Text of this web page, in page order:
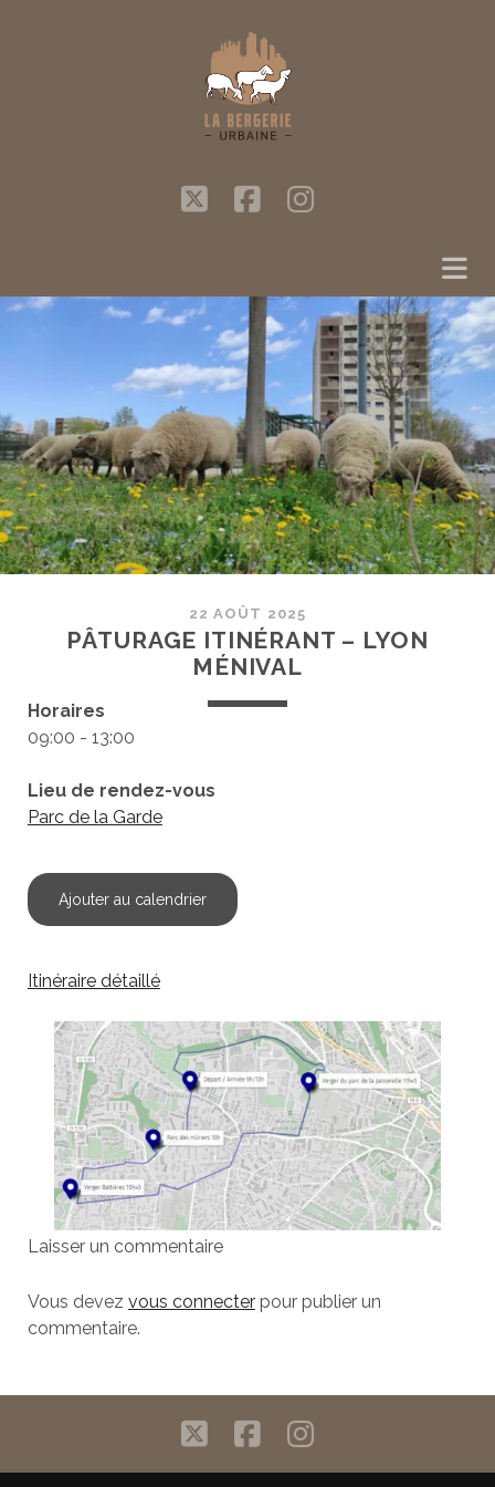
twitterfacebook
instagram
22 AOÛT 2025
PÂTURAGE ITINÉRANT – LYON
MÉNIVAL
Horaires
09:00 - 13:00
Lieu de rendez-vous
Parc de la Garde
Ajouter au calendrier
Itinéraire détaillé
Laisser un commentaire
Vous devez vous connecterpour publier un
commentaire.
twitterfacebook
instagram